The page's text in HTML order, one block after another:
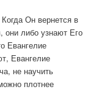
Он вернется в
они либо узнают Его
Евангелие
Евангелие
не научить
плотнее